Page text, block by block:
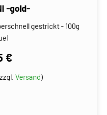
-gold-
gestrickt - 100g
€
Versand)